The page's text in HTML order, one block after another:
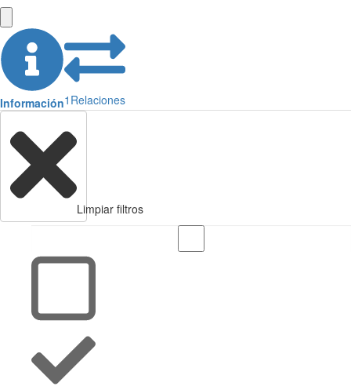
Información1 Relaciones
Limpiar filtros